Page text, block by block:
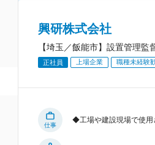
興研株式会社
【埼玉／飯能市】設置管理
正社員 上場企業 職種未経験
仕事
◆工場や建設現場で使用